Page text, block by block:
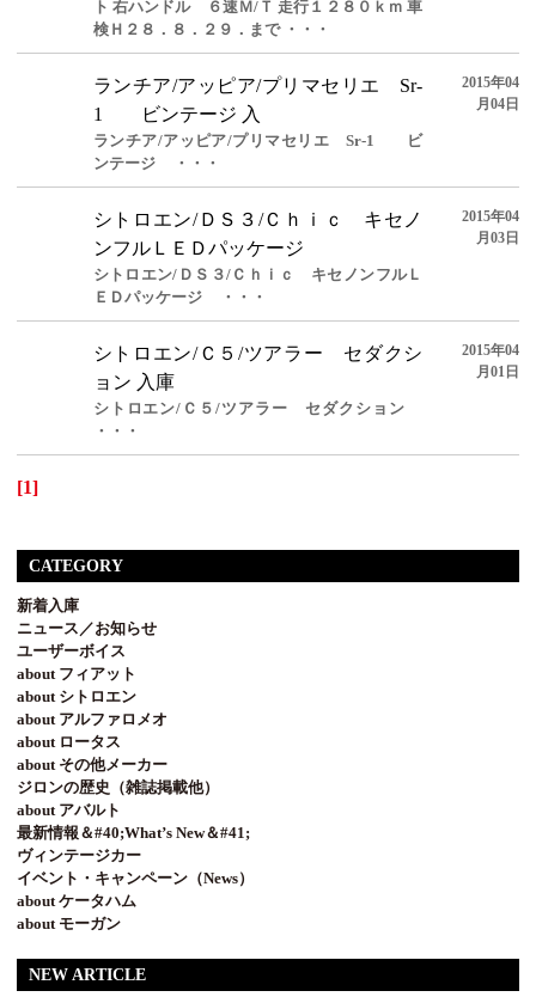
ト 右ハンドル ６速Ｍ/Ｔ 走行１２８０ｋｍ 車
検Ｈ２８．８．２９．まで ・・・
ランチア/アッピア/プリマセリエ Sr-
1 ビンテージ 入
ランチア/アッピア/プリマセリエ Sr-1 ビ
ンテージ ・・・
2015年04
月04日
シトロエン/ＤＳ３/Ｃｈｉｃ キセノ
ンフルＬＥＤパッケージ
シトロエン/ＤＳ３/Ｃｈｉｃ キセノンフルＬ
ＥＤパッケージ ・・・
2015年04
月03日
シトロエン/Ｃ５/ツアラー セダクシ
ョン 入庫
シトロエン/Ｃ５/ツアラー セダクション
・・・
2015年04
月01日
[1]
CATEGORY
新着入庫
ニュース／お知らせ
ユーザーボイス
about フィアット
about シトロエン
about アルファロメオ
about ロータス
about その他メーカー
ジロンの歴史（雑誌掲載他）
about アバルト
最新情報＆#40;What’s New＆#41;
ヴィンテージカー
イベント・キャンペーン（News）
about ケータハム
about モーガン
NEW ARTICLE